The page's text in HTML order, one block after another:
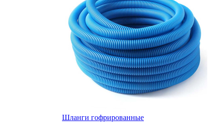
Шланги гофрированные